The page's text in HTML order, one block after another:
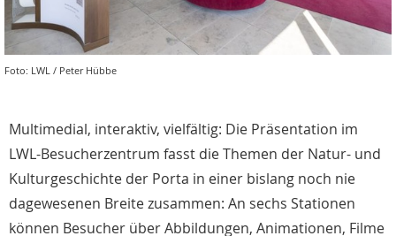
Foto: LWL / Peter Hübbe
Multimedial, interaktiv, vielfältig: Die Präsentation im
LWL-Besucherzentrum fasst die Themen der Natur- und
Kulturgeschichte der Porta in einer bislang noch nie
dagewesenen Breite zusammen: An sechs Stationen
können Besucher über Abbildungen, Animationen, Filme